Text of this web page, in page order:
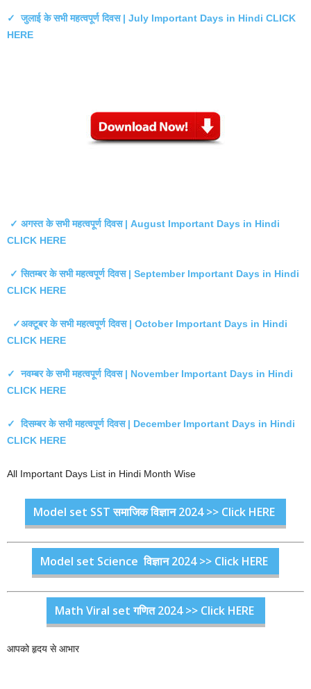
✓ जुलाई के सभी महत्वपूर्ण दिवस | July Important Days in Hindi CLICK
HERE
✓ अगस्त के सभी महत्वपूर्ण दिवस | August Important Days in Hindi
CLICK HERE
✓ सितम्बर के सभी महत्वपूर्ण दिवस | September Important Days in Hindi
CLICK HERE
✓अक्टूबर के सभी महत्वपूर्ण दिवस | October Important Days in Hindi
CLICK HERE
✓ नवम्बर के सभी महत्वपूर्ण दिवस | November Important Days in Hindi
CLICK HERE
✓ दिसम्बर के सभी महत्वपूर्ण दिवस | December Important Days in Hindi
CLICK HERE
All Important Days List in Hindi Month Wise
Model set SST समाजिक विज्ञान 2024 >> Click HERE
Model set Science विज्ञान 2024 >> Click HERE
Math Viral set गणित 2024 >> Click HERE
आपको हृदय से आभार